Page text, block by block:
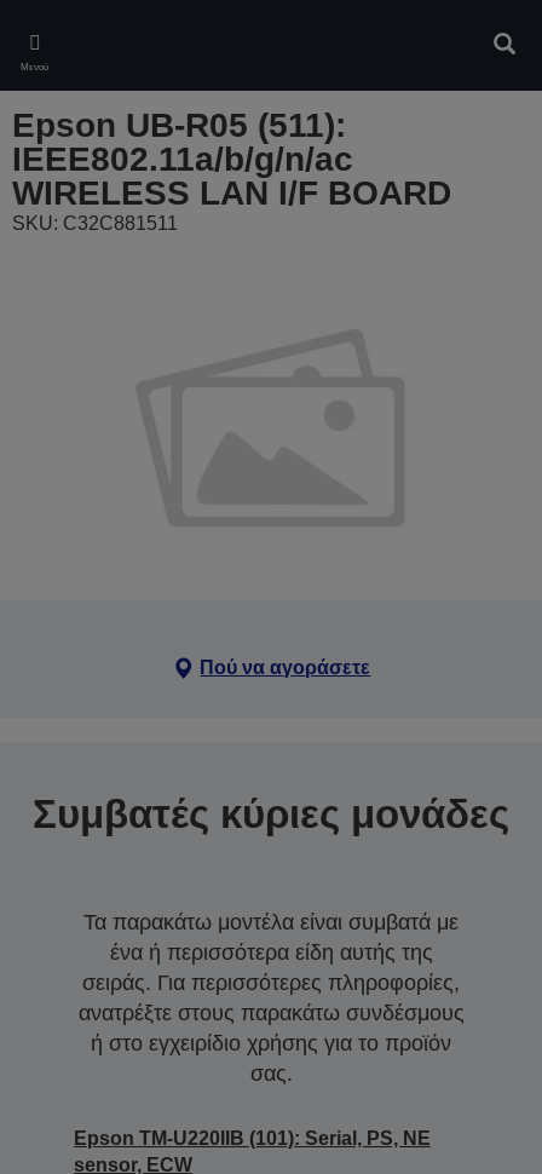
main
content
Μενού
Epson UB-R05 (511):
IEEE802.11a/b/g/n/ac
WIRELESS LAN I/F BOARD
SKU: C32C881511
Πού να αγοράσετε
Συμβατές κύριες μονάδες
Τα παρακάτω μοντέλα είναι συμβατά με
ένα ή περισσότερα είδη αυτής της
σειράς. Για περισσότερες πληροφορίες,
ανατρέξτε στους παρακάτω συνδέσμους
ή στο εγχειρίδιο χρήσης για το προϊόν
σας.
Epson TM-U220IIB (101): Serial, PS, NE
sensor, ECW